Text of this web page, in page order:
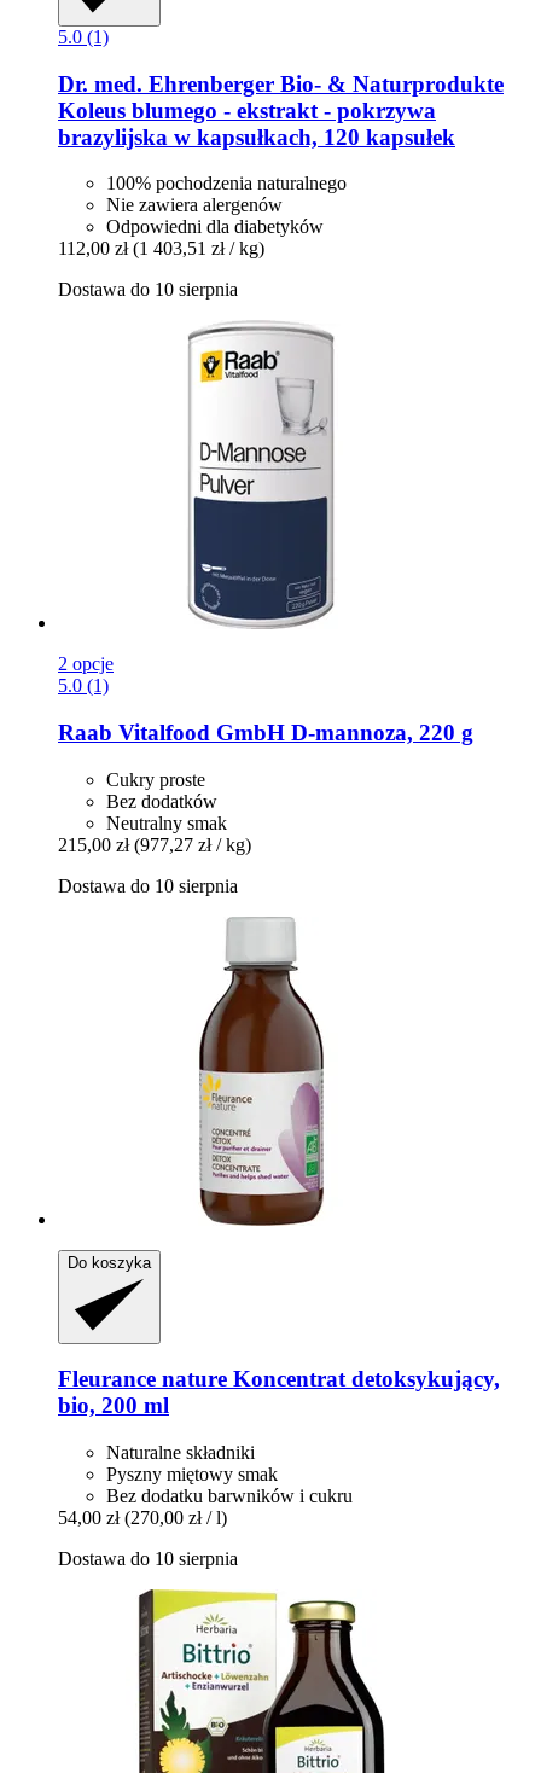
5.0 (1)
Dr. med. Ehrenberger Bio- & Naturprodukte
Koleus blumego -​ ekstrakt -​ pokrzywa
brazylijska w kapsułkach, 120 kapsułek
100% pochodzenia naturalnego
Nie zawiera alergenów
Odpowiedni dla diabetyków
112,00 zł (1 403,51 zł / kg)
Dostawa do 10 sierpnia
2 opcje
5.0 (1)
Raab Vitalfood GmbH D-​mannoza, 220 g
Cukry proste
Bez dodatków
Neutralny smak
215,00 zł (977,27 zł / kg)
Dostawa do 10 sierpnia
Do koszyka
Fleurance nature Koncentrat detoksykujący,
bio, 200 ml
Naturalne składniki
Pyszny miętowy smak
Bez dodatku barwników i cukru
54,00 zł (270,00 zł / l)
Dostawa do 10 sierpnia